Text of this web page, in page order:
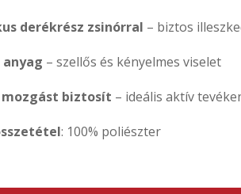
derékrész zsinórral – biztos
anyag – szellős és kényelmes viselet
mozgást biztosít – ideális aktív
: 100% poliészter